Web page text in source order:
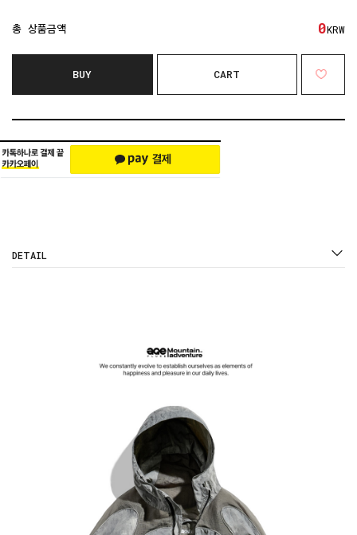
총 상품금액 0KRW
BUY CART
DETAIL